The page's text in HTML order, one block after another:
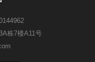
栋7楼A11号